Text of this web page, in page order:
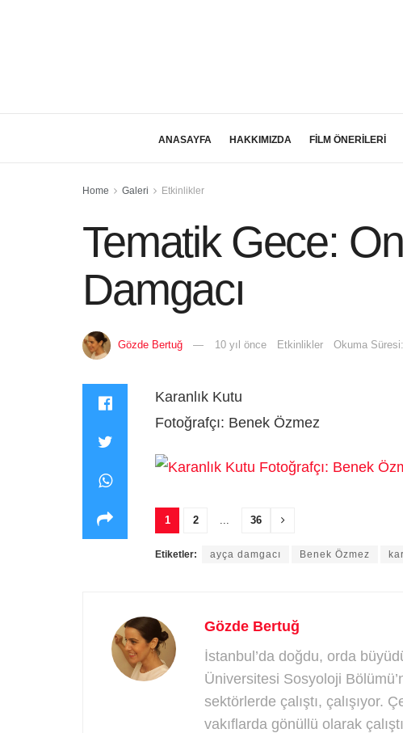
ANASAYFA HAKKIMIZDA FİLM ÖNERİLERİ
Home Galeri Etkinlikler
Tematik Gece:
Damgacı
Gözde Bertuğ 10 yıl önce Etkinlikler Okuma
Karanlık Kutu
Fotoğrafçı: Benek Özmez
1 2 36
Etiketler: ayça damgacı Benek Özmez
Gözde Bertuğ
İstanbul’da doğdu, orda
Üniversitesi Sosyoloji
sektörlerde çalıştı, çalışıyor.
vakıflarda gönüllü olarak